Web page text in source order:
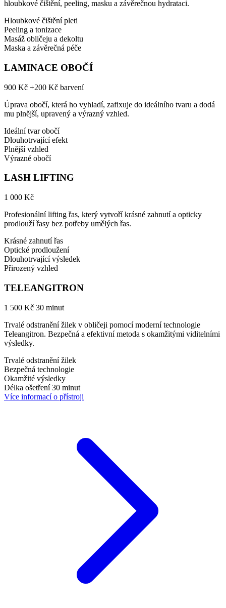
hloubkové čištění, peeling, masku a závěrečnou hydrataci.
Hloubkové čištění pleti
Peeling a tonizace
Masáž obličeju a dekoltu
Maska a závěrečná péče
LAMINACE OBOČÍ
900 Kč +200 Kč barvení
Úprava obočí, která ho vyhladí, zafixuje do ideálního tvaru a dodá
mu plnější, upravený a výrazný vzhled.
Ideální tvar obočí
Dlouhotrvající efekt
Plnější vzhled
Výrazné obočí
LASH LIFTING
1 000 Kč
Profesionální lifting řas, který vytvoří krásné zahnutí a opticky
prodlouží řasy bez potřeby umělých řas.
Krásné zahnutí řas
Optické prodloužení
Dlouhotrvající výsledek
Přirozený vzhled
TELEANGITRON
1 500 Kč 30 minut
Trvalé odstranění žilek v obličeji pomocí moderní technologie
Teleangitron. Bezpečná a efektivní metoda s okamžitými viditelními
výsledky.
Trvalé odstranění žilek
Bezpečná technologie
Okamžité výsledky
Délka ošetření 30 minut
Více informací o přístroji